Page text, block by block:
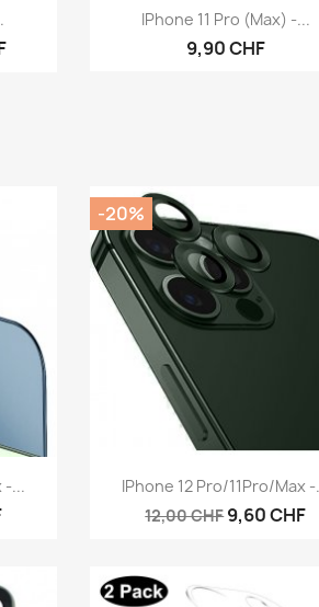
Aperçu rapide
IPhone 11 Pro (max) -...
9,90 CHF
-...
 Aperçu rapide
IPhone 12 Pro/11Pro/Max
12,00 CHF9,60 CHF
-20%